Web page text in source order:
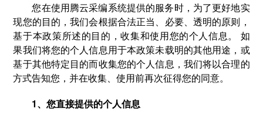
您在使用腾云采编系统提供的服务时，为了更好地实
现您的目的，我们会根据合法正当、必要、透明的原则，
基于本政策所述的目的，收集和使用您的个人信息。 如
果我们将您的个人信息用于本政策未载明的其他用途，或
基于其他特定目的而收集您的个人信息，我们将以合理的
方式告知您，并在收集、使用前再次征得您的同意。
1、您直接提供的个人信息